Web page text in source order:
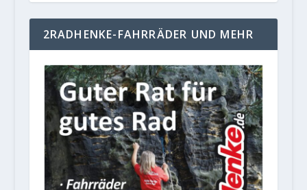
2RADHENKE-FAHRRÄDER UND MEHR